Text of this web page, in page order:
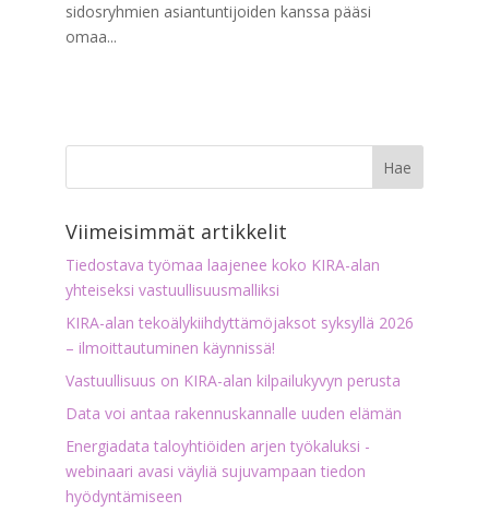
sidosryhmien asiantuntijoiden kanssa pääsi
omaa...
Viimeisimmät artikkelit
Tiedostava työmaa laajenee koko KIRA-alan
yhteiseksi vastuullisuusmalliksi
KIRA-alan tekoälykiihdyttämöjaksot syksyllä 2026
– ilmoittautuminen käynnissä!
Vastuullisuus on KIRA-alan kilpailukyvyn perusta
Data voi antaa rakennuskannalle uuden elämän
Energiadata taloyhtiöiden arjen työkaluksi -
webinaari avasi väyliä sujuvampaan tiedon
hyödyntämiseen